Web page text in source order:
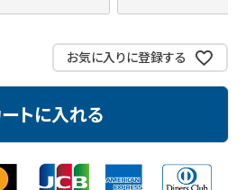
お気に入りに登録する
トに入れる